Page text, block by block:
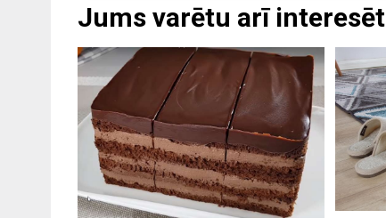
Jums varētu arī interesēt